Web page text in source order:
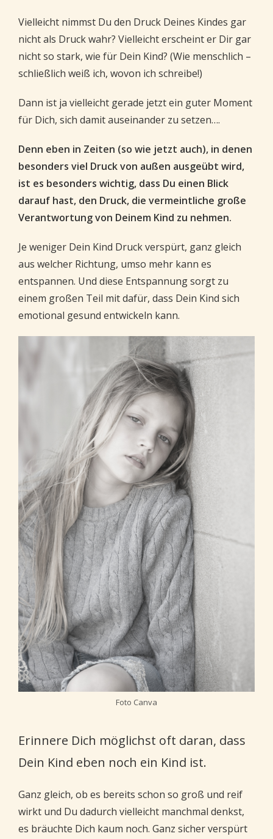
Vielleicht nimmst Du den Druck Deines Kindes gar
nicht als Druck wahr? Vielleicht erscheint er Dir gar
nicht so stark, wie für Dein Kind? (Wie menschlich –
schließlich weiß ich, wovon ich schreibe!)
Dann ist ja vielleicht gerade jetzt ein guter Moment
für Dich, sich damit auseinander zu setzen….
Denn eben in Zeiten (so wie jetzt auch), in denen
besonders viel Druck von außen ausgeübt wird,
ist es besonders wichtig, dass Du einen Blick
darauf hast, den Druck, die vermeintliche große
Verantwortung von Deinem Kind zu nehmen.
Je weniger Dein Kind Druck verspürt, ganz gleich
aus welcher Richtung, umso mehr kann es
entspannen. Und diese Entspannung sorgt zu
einem großen Teil mit dafür, dass Dein Kind sich
emotional gesund entwickeln kann.
Foto Canva
Erinnere Dich möglichst oft daran, dass
Dein Kind eben noch ein Kind ist.
Ganz gleich, ob es bereits schon so groß und reif
wirkt und Du dadurch vielleicht manchmal denkst,
es bräuchte Dich kaum noch. Ganz sicher verspürt